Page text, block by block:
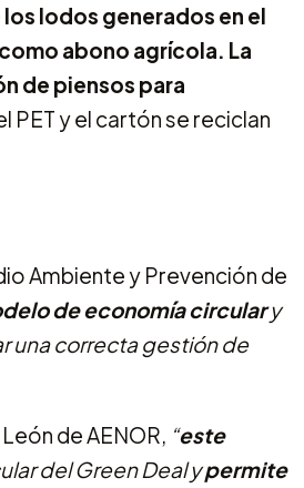
lodos generados en el
abono agrícola. La
de piensos para
y el cartón se reciclan
Ambiente y Prevención de
de economía circulary
una correcta gestión de
de AENOR, “este
del Green Deal ypermite